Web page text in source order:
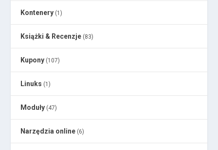
Kontenery (1)
Książki & Recenzje (83)
Kupony (107)
Linuks (1)
Moduły (47)
Narzędzia online (6)